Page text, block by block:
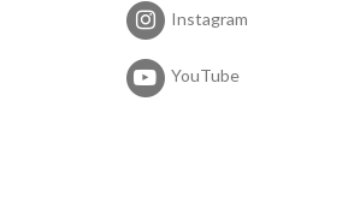
Instagram
YouTube